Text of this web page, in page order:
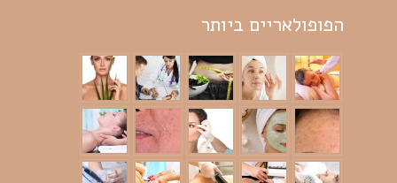
הפופולאריים ביותר